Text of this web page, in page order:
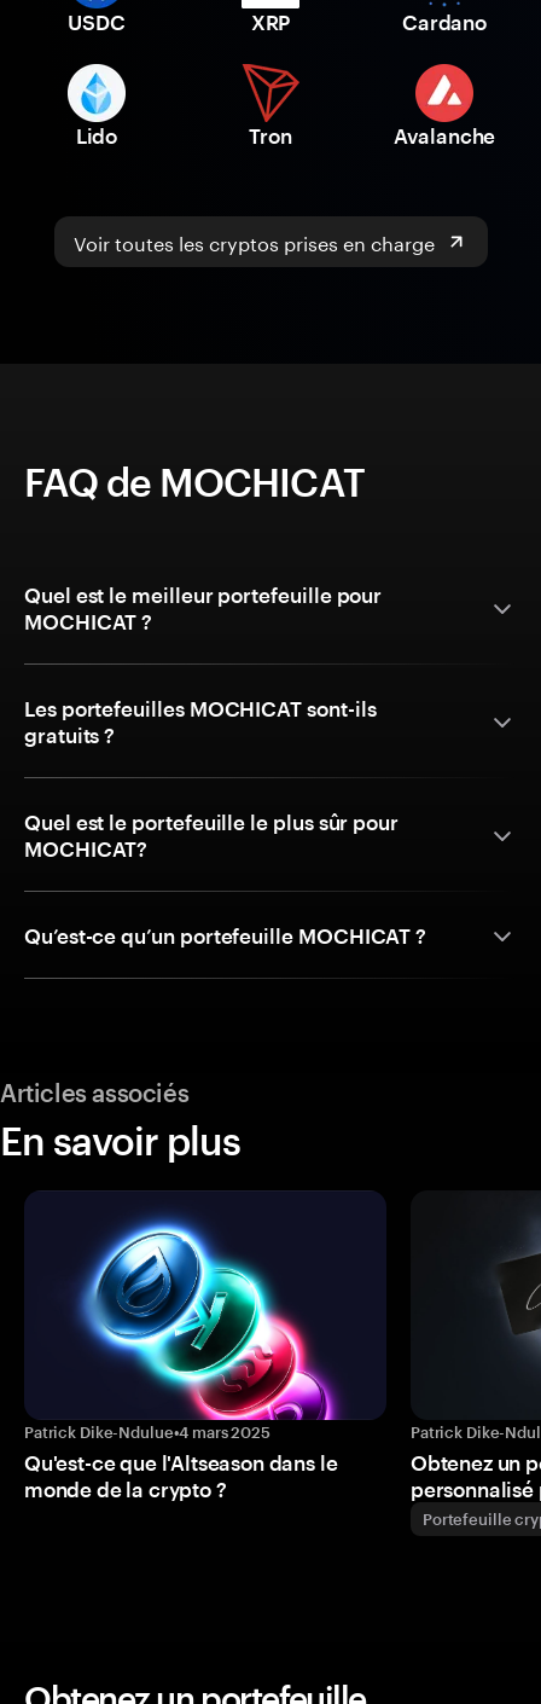
USDC XRP Cardano
Lido Tron Avalanche
Voir toutes les cryptos prises en charge
FAQ de MOCHICAT
Quel est le meilleur portefeuille pour
MOCHICAT ?
Les portefeuilles MOCHICAT sont-ils
gratuits ?
Quel est le portefeuille le plus sûr pour
MOCHICAT?
Qu’est-ce qu’un portefeuille MOCHICAT ?
Articles associés
En savoir plus
Patrick Dike-Ndulue•4 mars 2025
Qu'est-ce que l'Altseason dans le
monde de la crypto ?
Patrick Dike-
Obtenez un
personnalisé
Portefeuille